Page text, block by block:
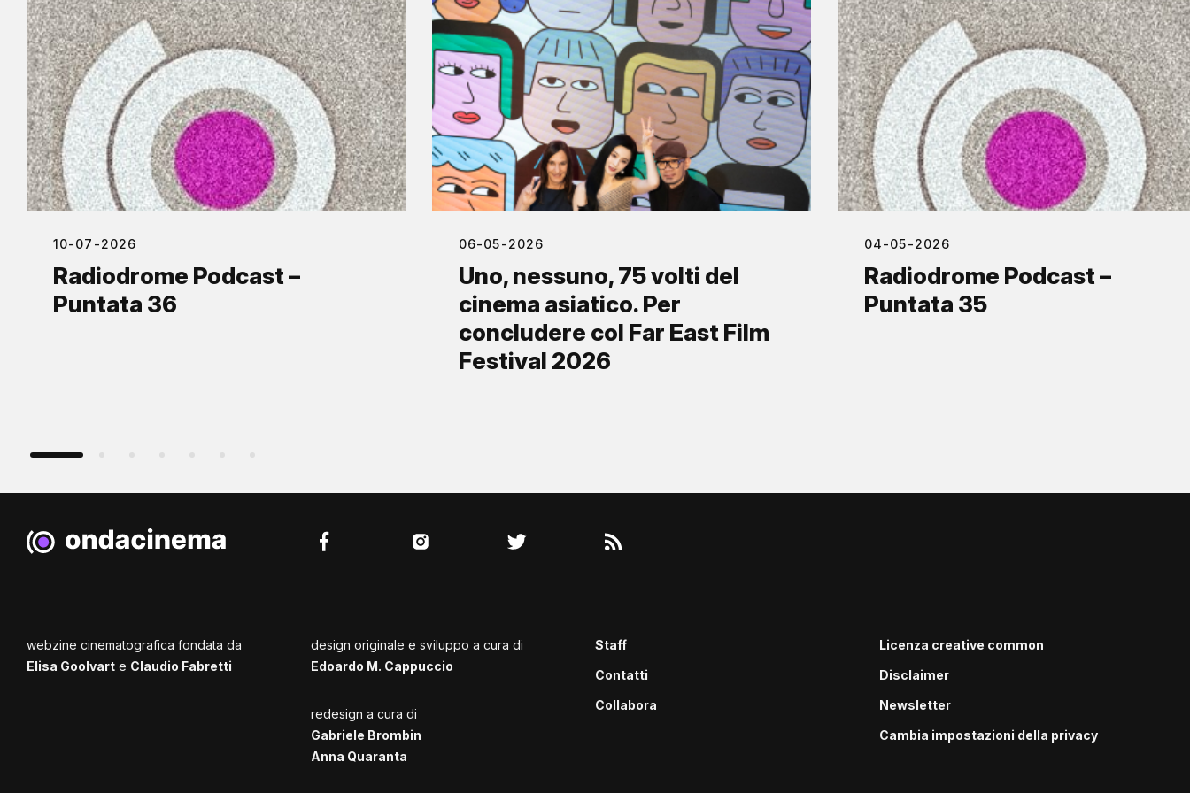
10-07-2026
Radiodrome Podcast –
Puntata 36
06-05-2026
Uno, nessuno, 75 volti del
cinema asiatico. Per
concludere col Far East Film
Festival 2026
04-05-2026
Radiodrome Podcast –
Puntata 35
webzine cinematografica fondata da
Elisa Goolvart e Claudio Fabretti
design originale e sviluppo a cura di
Edoardo M. Cappuccio
redesign a cura di
Gabriele Brombin
Anna Quaranta
Staff
Contatti
Collabora
Licenza creative common
Disclaimer
Newsletter
Cambia impostazioni della privacy